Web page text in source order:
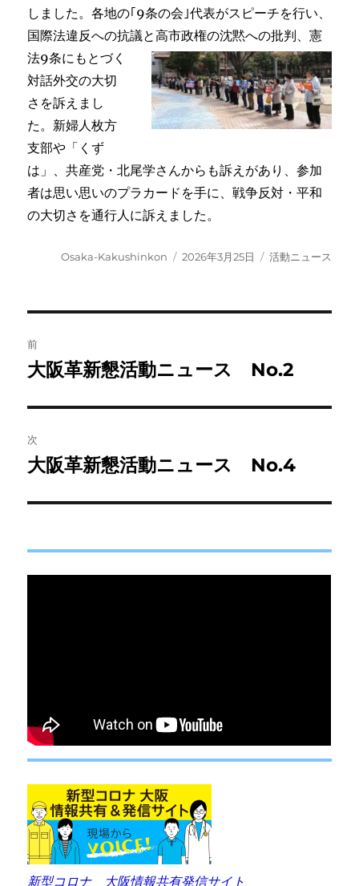
しました。各地の｢9条の会｣代表がスピーチを行い、
国際法違反への抗議と高市政権の沈黙への批判、憲
法9条にもとづく
対話外交の大切
さを訴えまし
た。新婦人枚方
支部や「くず
は」、共産党・北尾学さんからも訴えがあり、参加
者は思い思いのプラカードを手に、戦争反対・平和
の大切さを通行人に訴えました。
投
Osaka-Kakushinkon
投
2026年3月25日
カ
活動ニュース
稿
ビ
ゲ
ー
前
前
投
稿:
大阪革新懇活動ニュース No.2
次
次
投
大阪革新懇活動ニュース No.4
新型コロナ 大阪情報共有発信サイト